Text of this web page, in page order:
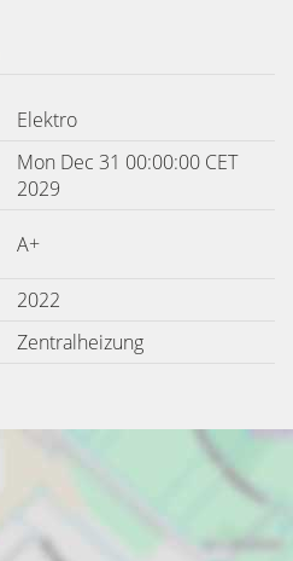
Elektro
Mon Dec 31 00:00:00 CET
2029
A+
2022
Zentralheizung